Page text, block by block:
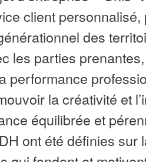
client
des
les parties
performance
la créativité et
équilibrée et
ont été définies sur